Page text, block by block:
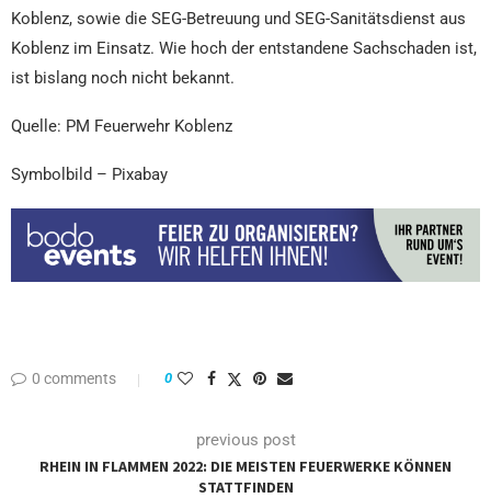
Koblenz, sowie die SEG-Betreuung und SEG-Sanitätsdienst aus
Koblenz im Einsatz. Wie hoch der entstandene Sachschaden ist,
ist bislang noch nicht bekannt.
Quelle: PM Feuerwehr Koblenz
Symbolbild – Pixabay
0 comments 0
previous post
RHEIN IN FLAMMEN 2022: DIE MEISTEN FEUERWERKE KÖNNEN
STATTFINDEN